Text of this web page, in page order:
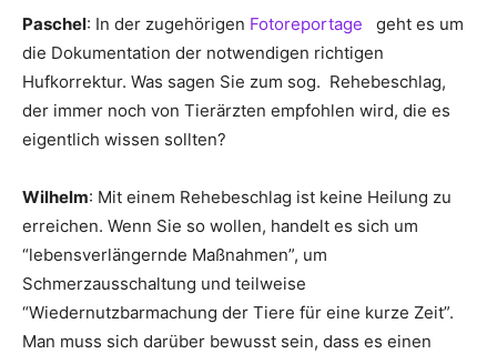
Paschel: In der zugehörigen Fotoreportage geht es um
die Dokumentation der notwendigen richtigen
Hufkorrektur. Was sagen Sie zum sog. Rehebeschlag,
der immer noch von Tierärzten empfohlen wird, die es
eigentlich wissen sollten?
Wilhelm: Mit einem Rehebeschlag ist keine Heilung zu
erreichen. Wenn Sie so wollen, handelt es sich um
“lebensverlängernde Maßnahmen”, um
Schmerzausschaltung und teilweise
“Wiedernutzbarmachung der Tiere für eine kurze Zeit”.
Man muss sich darüber bewusst sein, dass es einen